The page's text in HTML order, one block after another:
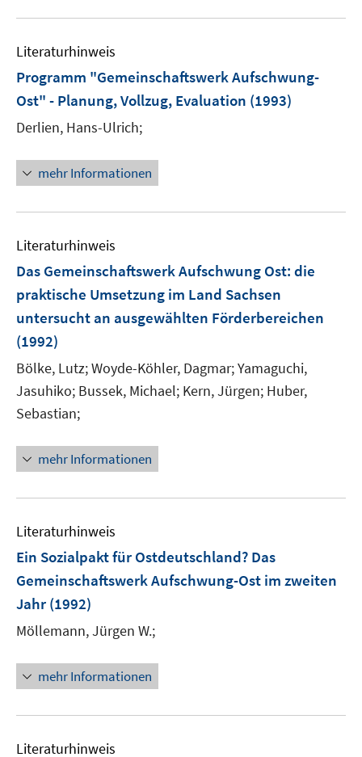
n
e
s
t
e
ö
f
f
e
s
t
u
F
n
ö
n
e
n
Literaturhinweis
Programm "Gemeinschaftswerk Aufschwung-
Ost" - Planung, Vollzug, Evaluation (1993)
Derlien, Hans-Ulrich;
mehr Informationen
Literaturhinweis
Das Gemeinschaftswerk Aufschwung Ost: die
praktische Umsetzung im Land Sachsen
untersucht an ausgewählten Förderbereichen
(1992)
Bölke, Lutz;Woyde-Köhler, Dagmar;Yamaguchi,
Jasuhiko; Bussek, Michael; Kern, Jürgen; Huber,
Sebastian;
mehr Informationen
Literaturhinweis
Ein Sozialpakt für Ostdeutschland? Das
Gemeinschaftswerk Aufschwung-Ost im zweiten
Jahr (1992)
Möllemann, Jürgen W.;
mehr Informationen
Literaturhinweis